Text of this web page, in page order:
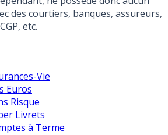
des courtiers, banques, assureurs,
etc.
Vie
Euros
Risque
Livrets
à Terme